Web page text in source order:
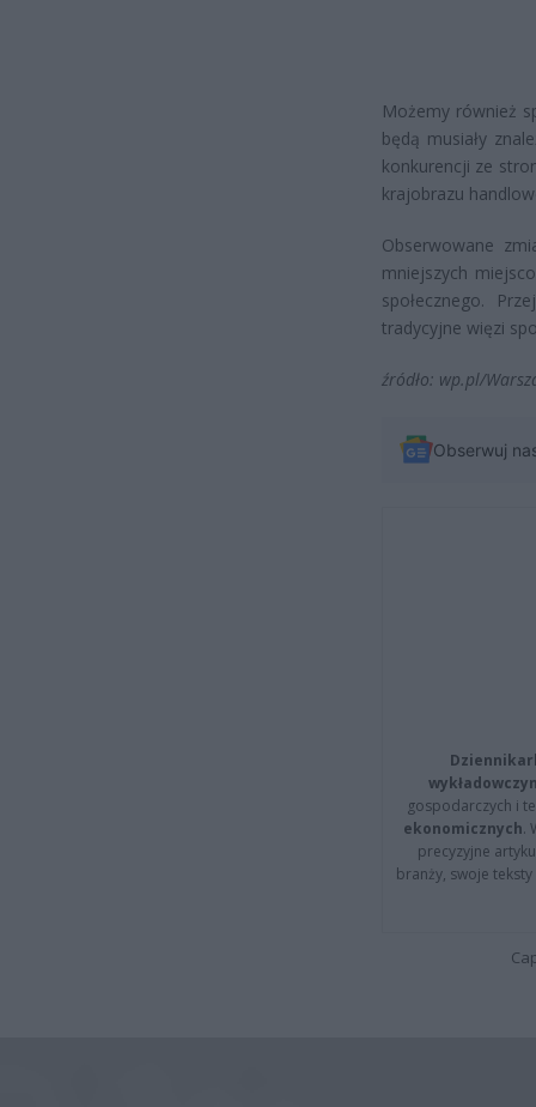
Możemy również
będą musiały
konkurencji ze
krajobrazu
Obserwowane
mniejszych
społecznego.
tradycyjne więzi
źródło: wp.pl/
Obserwuj
gospodarczych i
ekonomicznych.
precyzyjne
branży, swoje